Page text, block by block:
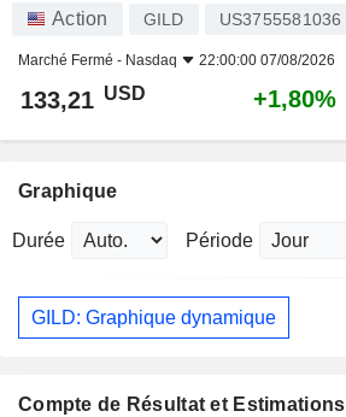
Action GILD US3755581036
Marché Fermé - Nasdaq 22:00:00 07/08/2026
133,21 USD +1,80%
Graphique
Durée Période
GILD: Graphique dynamique
Compte de Résultat et Estimations